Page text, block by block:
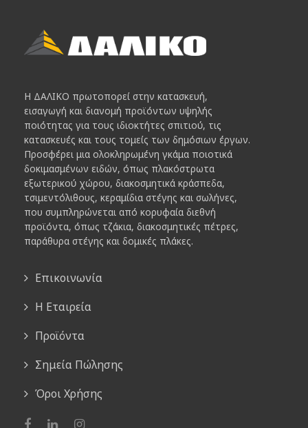
Η ΔΑΛΙΚΟ πρωτοπορεί στην κατασκευή,
εισαγωγή και διανομή προϊόντων υψηλής
ποιότητας για τους ιδιοκτήτες σπιτιού, τις
κατασκευές και τους τομείς των δημόσιων έργων.
Προσφέρει μια ολοκληρωμένη γκάμα ποιοτικά
δοκιμασμένων ειδών, όπως πλακόστρωτα
εξωτερικού χώρου, διακοσμητικά κράσπεδα,
τσιμεντόλιθους, κεραμίδια στέγης και σωλήνες,
που συμπληρώνεται από κορυφαία διεθνή
προϊόντα, όπως τζάκια, διακοσμητικές πέτρες,
παράθυρα στέγης και δομικές πλάκες.
Επικοινωνία
Η Εταιρεία
Προϊόντα
Σημεία Πώλησης
Όροι Χρήσης